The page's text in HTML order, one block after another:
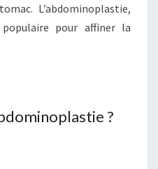
L’abdominoplastie,
pour affiner la
?